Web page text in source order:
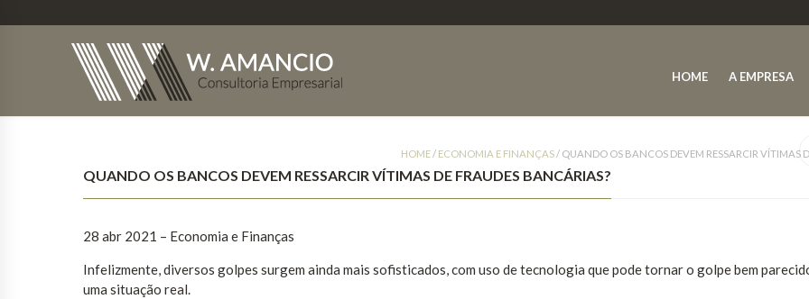
HOME A EMPRESA
HOME/ ECONOMIA E FINANÇAS/ QUANDO OS BANCOS DEVEM RESSARCIR VÍTIMAS
QUANDO OS BANCOS DEVEM RESSARCIR VÍTIMAS DE FRAUDES BANCÁRIAS?
28 abr 2021 – Economia e Finanças
Infelizmente, diversos golpes surgem ainda mais sofisticados, com uso de tecnologia que pode tornar o golpe bem
uma situação real.